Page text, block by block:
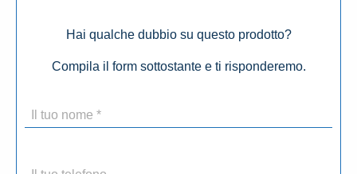
Hai qualche dubbio su questo prodotto?
Compila il form sottostante e ti risponderemo.